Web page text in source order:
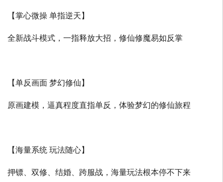
【掌心微操 单指逆天】
全新战斗模式，一指释放大招，修仙修魔易如反掌
【单反画面 梦幻修仙】
原画建模，逼真程度直指单反，体验梦幻的修仙旅程
【海量系统 玩法随心】
押镖、双修、结婚、跨服战，海量玩法根本停不下来